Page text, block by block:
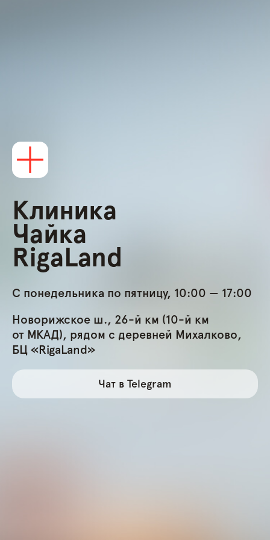
Клиника
Чайка
RigaLand
С понедельника по пятницу, 10:00 — 17:00
Новорижское ш., 26-й км (10-й км
от МКАД), рядом с деревней Михалково,
БЦ «RigaLand»
Чат в Telegram